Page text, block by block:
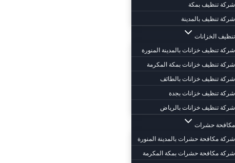
شركة تنظيف بمكة
شركة تنظيف بالمدينة
تنظيف الخزانات
شركة تنظيف خزانات بالمدينة المنورة
شركة تنظيف خزانات بمكة المكرمة
شركة تنظيف خزانات بالطائف
شركة تنظيف خزانات بجدة
شركة تنظيف خزانات بالرياض
مكافحة حشرات
شركة مكافحة حشرات بالمدينة المنورة
شركة مكافحة حشرات بمكة المكرمة